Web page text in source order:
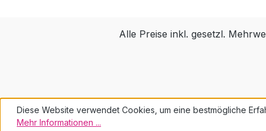
Alle Preise inkl. gesetzl.
Diese Website verwendet Cookies, um eine bestmögliche
Mehr Informationen ...